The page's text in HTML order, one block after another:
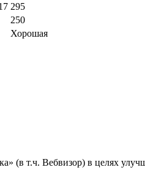
295
250
Хорошая
т.ч. Вебвизор) в целях